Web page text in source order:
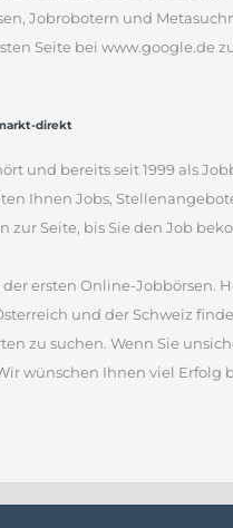
Jobrobotern und
Seite bei www.google.de
direkt
und bereits seit 1999 als
Ihnen Jobs,
Seite, bis Sie den Job
ersten Online-Jobbörsen.
und der Schweiz
zu suchen. Wenn Sie
wünschen Ihnen viel Erfolg